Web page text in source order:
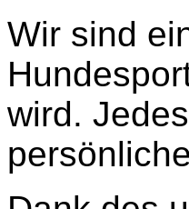
Wir sind
wird.